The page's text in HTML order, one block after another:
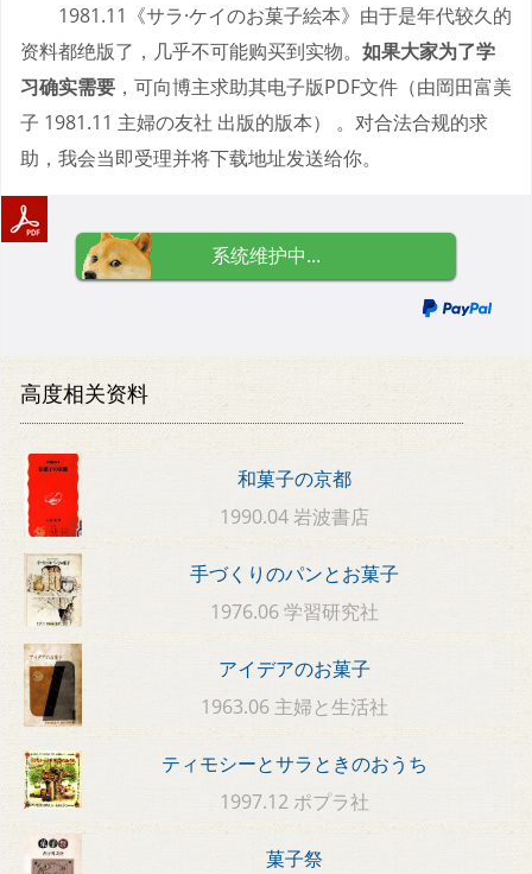
1981.11《サラ·ケイのお菓子絵本》由于是年代较久的
资料都绝版了，几乎不可能购买到实物。 如果大家为了学
习确实需要 ，可向博主求助其电子版PDF文件（由岡田富美
子 1981.11 主婦の友社 出版的版本） 。对合法合规的求
助，我会当即受理并将下载地址发送给你。
系统维护中...
高度相关资料
和菓子の京都
1990.04 岩波書店
手づくりのパンとお菓子
1976.06 学習研究社
アイデアのお菓子
1963.06 主婦と生活社
ティモシーとサラときのおうち
1997.12 ポプラ社
菓子祭